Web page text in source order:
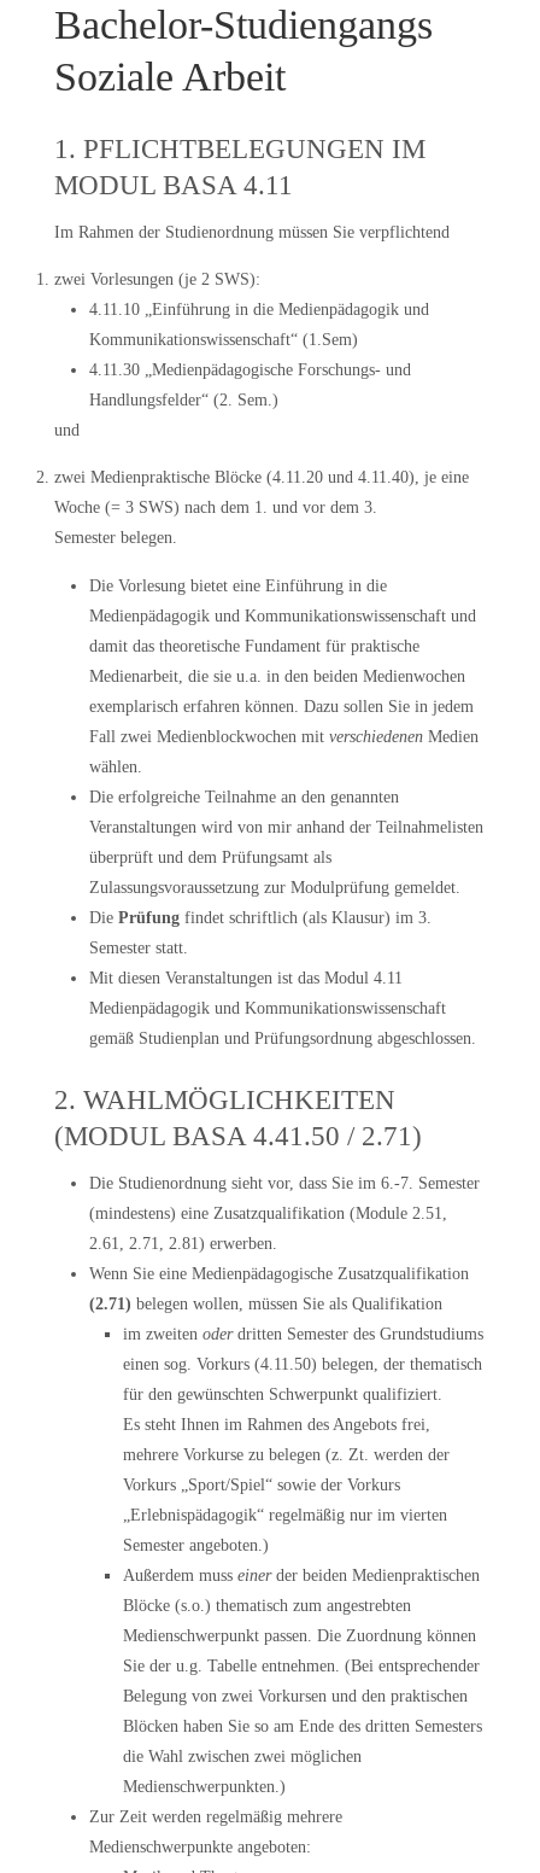
Bachelor-Studiengangs
Soziale Arbeit
1. PFLICHTBELEGUNGEN IM
MODUL BASA 4.11
Im Rahmen der Studienordnung müssen Sie verpflichtend
zwei Vorlesungen (je 2 SWS):
4.11.10 „Einführung in die Medienpädagogik und
Kommunikationswissenschaft“ (1.Sem)
4.11.30 „Medienpädagogische Forschungs- und
Handlungsfelder“ (2. Sem.)
und
zwei Medienpraktische Blöcke (4.11.20 und 4.11.40), je eine
Woche (= 3 SWS) nach dem 1. und vor dem 3.
Semester belegen.
Die Vorlesung bietet eine Einführung in die
Medienpädagogik und Kommunikationswissenschaft und
damit das theoretische Fundament für praktische
Medienarbeit, die sie u.a. in den beiden Medienwochen
exemplarisch erfahren können. Dazu sollen Sie in jedem
Fall zwei Medienblockwochen mit verschiedenenMedien
wählen.
Die erfolgreiche Teilnahme an den genannten
Veranstaltungen wird von mir anhand der Teilnahmelisten
überprüft und dem Prüfungsamt als
Zulassungsvoraussetzung zur Modulprüfung gemeldet.
Die Prüfung findet schriftlich (als Klausur) im 3.
Semester statt.
Mit diesen Veranstaltungen ist das Modul 4.11
Medienpädagogik und Kommunikationswissenschaft
gemäß Studienplan und Prüfungsordnung abgeschlossen.
2. WAHLMÖGLICHKEITEN
(MODUL BASA 4.41.50 / 2.71)
Die Studienordnung sieht vor, dass Sie im 6.-7. Semester
(mindestens) eine Zusatzqualifikation (Module 2.51,
2.61, 2.71, 2.81) erwerben.
Wenn Sie eine Medienpädagogische Zusatzqualifikation
(2.71) belegen wollen, müssen Sie als Qualifikation
imzweitenoderdritten Semester des Grundstudiums
einen sog.Vorkurs (4.11.50) belegen, der thematisch
für den gewünschten Schwerpunkt qualifiziert.
Es steht Ihnen im Rahmen des Angebots frei,
mehrere Vorkurse zu belegen (z. Zt. werden der
Vorkurs „Sport/Spiel“ sowie der Vorkurs
„Erlebnispädagogik“ regelmäßig nur im vierten
Semester angeboten.)
Außerdem musseinerder beidenMedienpraktischen
Blöcke (s.o.) thematisch zum angestrebten
Medienschwerpunkt passen. Die Zuordnung können
Sie der u.g. Tabelle entnehmen. (Bei entsprechender
Belegung von zwei Vorkursen und den praktischen
Blöcken haben Sie so am Ende des dritten Semesters
die Wahl zwischen zwei möglichen
Medienschwerpunkten.)
Zur Zeit werden regelmäßig mehrere
Medienschwerpunkte angeboten: